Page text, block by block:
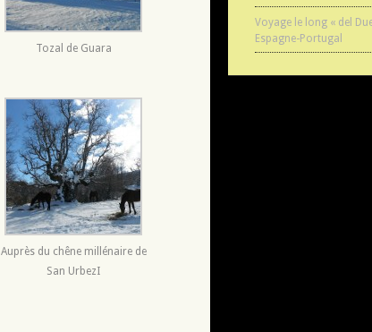
Tozal de Guara
Auprès du chêne millénaire de
San UrbezI
Voyage le long « del
Espagne-Portugal